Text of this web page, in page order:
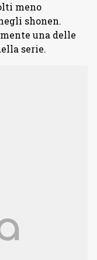
meno
shonen.
una delle
serie.